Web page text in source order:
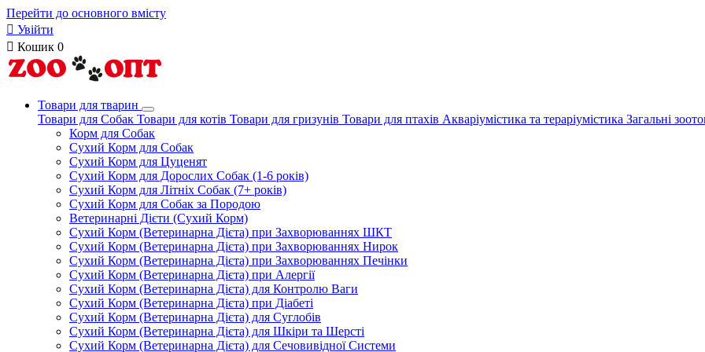
Перейти до основного вмісту
 Увійти
 Кошик 0
Товари для тварин
Товари для Собак Товари для котів Товари для гризунів Товари для птахів Акваріумістика та тераріумістика Загальні
Корм для Собак
Сухий Корм для Собак
Сухий Корм для Цуценят
Сухий Корм для Дорослих Собак (1-6 років)
Сухий Корм для Літніх Собак (7+ років)
Сухий Корм для Собак за Породою
Ветеринарні Дієти (Сухий Корм)
Сухий Корм (Ветеринарна Дієта) при Захворюваннях ШКТ
Сухий Корм (Ветеринарна Дієта) при Захворюваннях Нирок
Сухий Корм (Ветеринарна Дієта) при Захворюваннях Печінки
Сухий Корм (Ветеринарна Дієта) при Алергії
Сухий Корм (Ветеринарна Дієта) для Контролю Ваги
Сухий Корм (Ветеринарна Дієта) при Діабеті
Сухий Корм (Ветеринарна Дієта) для Суглобів
Сухий Корм (Ветеринарна Дієта) для Шкіри та Шерсті
Сухий Корм (Ветеринарна Дієта) для Сечовивідної Системи